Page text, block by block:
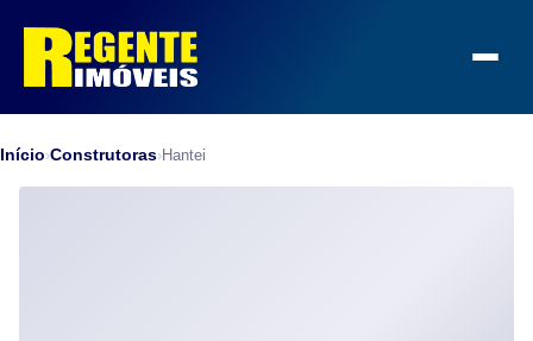
Início›Construtoras›Hantei